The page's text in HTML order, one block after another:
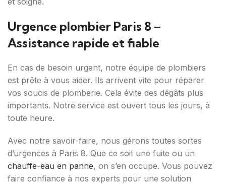
Urgence plombier Paris 8 –
Assistance rapide et fiable
En cas de besoin urgent, notre équipe de plombiers
est prête à vous aider. Ils arrivent vite pour réparer
vos soucis de plomberie. Cela évite des dégâts plus
importants. Notre service est ouvert tous les jours, à
toute heure.
Avec notre savoir-faire, nous gérons toutes sortes
d’urgences à Paris 8. Que ce soit une fuite ou un
chauffe-eau en panne, on s’en occupe. Vous pouvez
faire confiance à nos experts pour une solution